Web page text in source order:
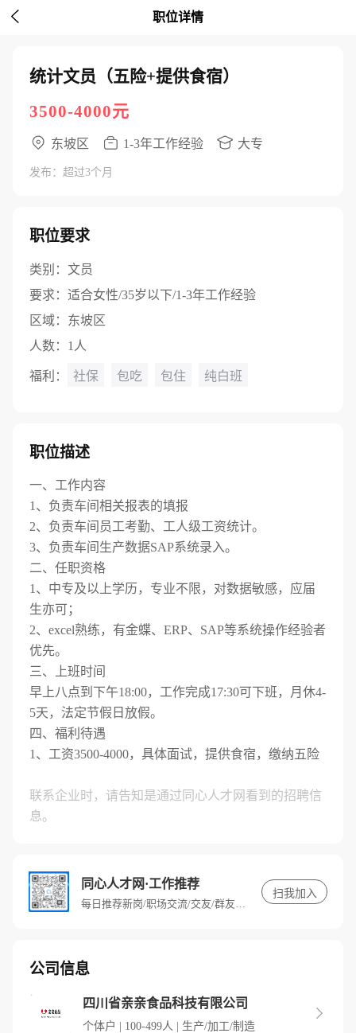
 职位详情
统计文员（五险+提供食宿）
3500-4000元
东坡区 1-3年工作经验 大专
发布：超过3个月
职位要求
类别： 文员
要求： 适合女性/35岁以下/1-3年工作经验
区域： 东坡区
人数： 1人
福利： 社保 包吃 包住 纯白班
职位描述
一、工作内容
1、负责车间相关报表的填报
2、负责车间员工考勤、工人级工资统计。
3、负责车间生产数据SAP系统录入。
二、任职资格
1、中专及以上学历，专业不限，对数据敏感，应届
生亦可；
2、excel熟练，有金蝶、ERP、SAP等系统操作经验者
优先。
三、上班时间
早上八点到下午18:00，工作完成17:30可下班，月休4-
5天，法定节假日放假。
四、福利待遇
1、工资3500-4000，具体面试，提供食宿，缴纳五险
联系企业时，请告知是通过同心人才网看到的招聘信
息。
同心人才网·工作推荐
每日推荐新岗/职场交流/交友/群友专属福利
扫我加入
公司信息
四川省亲亲食品科技有限公司
个体户 | 100-499人 | 生产/加工/制造
